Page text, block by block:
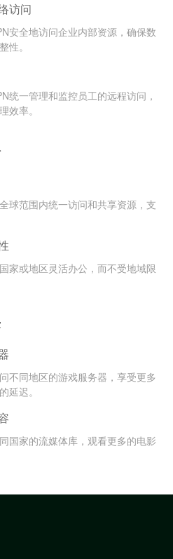
访问
安全地访问企业内部资源，确保数
性。
统一管理和监控员工的远程访问，
效率。
球范围内统一访问和共享资源，支
家或地区灵活办公，而不受地域限
不同地区的游戏服务器，享受更多
延迟。
国家的流媒体库，观看更多的电影